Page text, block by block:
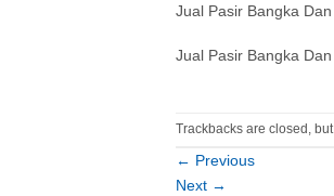
Jual Pasir Bangka
Jual Pasir Bangka
Trackbacks are closed,
← Previous
Next →